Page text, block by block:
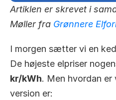
Artiklen er skrevet i
Møller fra Grønnere
I morgen sætter vi en
De højeste elpriser
kr/kWh. Men hvordan er
version er: